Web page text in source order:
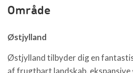
Område
Østjylland
Østjylland tilbyder dig en
af frugtbart landskab, ekspansive